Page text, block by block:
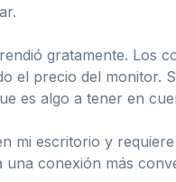
gratamente. Los
el precio del monitor.
es algo a tener en
mi escritorio y
conexión más